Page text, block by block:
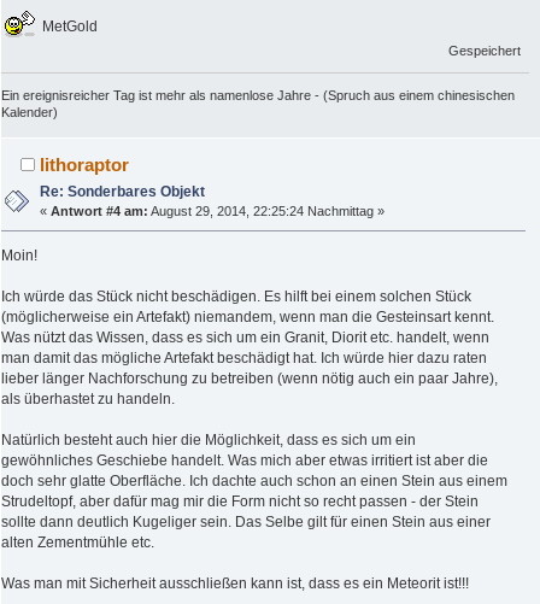
MetGold
Gespeichert
Ein ereignisreicher Tag ist mehr als namenlose Jahre - (Spruch aus einem chinesischen
Kalender)
lithoraptor
Re: Sonderbares Objekt
«Antwort #4 am: August 29, 2014, 22:25:24 Nachmittag »
Moin!
Ich würde das Stück nicht beschädigen. Es hilft bei einem solchen Stück
(möglicherweise ein Artefakt) niemandem, wenn man die Gesteinsart kennt.
Was nützt das Wissen, dass es sich um ein Granit, Diorit etc. handelt, wenn
man damit das mögliche Artefakt beschädigt hat. Ich würde hier dazu raten
lieber länger Nachforschung zu betreiben (wenn nötig auch ein paar Jahre),
als überhastet zu handeln.
Natürlich besteht auch hier die Möglichkeit, dass es sich um ein
gewöhnliches Geschiebe handelt. Was mich aber etwas irritiert ist aber die
doch sehr glatte Oberfläche. Ich dachte auch schon an einen Stein aus einem
Strudeltopf, aber dafür mag mir die Form nicht so recht passen - der Stein
sollte dann deutlich Kugeliger sein. Das Selbe gilt für einen Stein aus einer
alten Zementmühle etc.
Was man mit Sicherheit ausschließen kann ist, dass es ein Meteorit ist!!!